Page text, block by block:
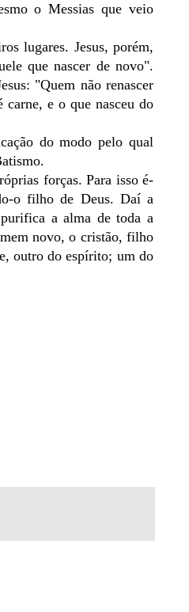
o Messias que veio
lugares. Jesus, porém,
que nascer de novo".
"Quem não renascer
e o que nasceu do
do modo pelo qual
forças. Para isso é-
o filho de Deus. Daí a
a alma de toda a
novo, o cristão, filho
outro do espírito; um do